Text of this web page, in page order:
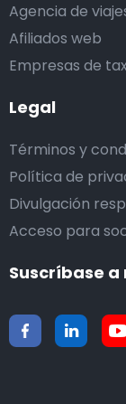
Agencia de
Afiliados web
Empresas de
Legal
Términos y
Política de
Divulgación
Acceso para
Suscríbase a